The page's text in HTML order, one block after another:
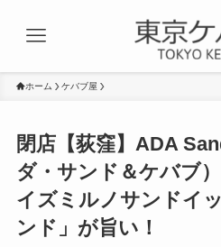
ホーム ケバブ屋
閉店【荻窪】ADA
ダ・サンド＆ケバブ
イズミルノサンドイ
ンド」が旨い！